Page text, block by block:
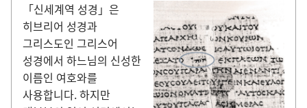
「신세계역 성경」은
히브리어 성경과
그리스도인 그리스어
성경에서 하느님의 신성한
이름인 여호와를
사용합니다. 하지만